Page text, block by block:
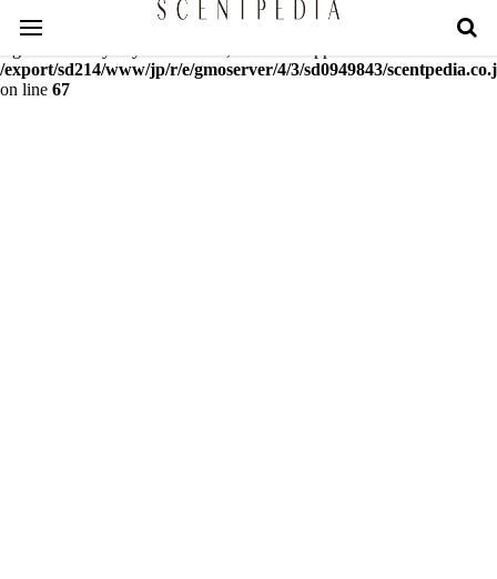
Warning
: mcrypt_decrypt(): Key of size 18 not supported by this
/export/sd214/www/jp/r/e/gmoserver/4/3/sd0949843/
on line 67